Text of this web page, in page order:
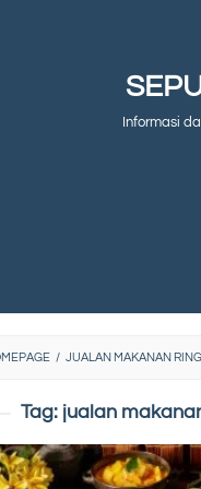
Informasi
/ JUALAN MAKANAN
Tag: jualan